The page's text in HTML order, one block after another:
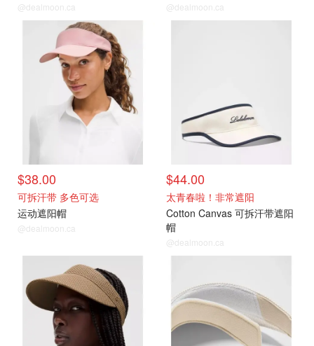
@dealmoon.ca @dealmoon.ca
$38.00
可拆汗带 多色可选
运动遮阳帽
@dealmoon.ca
$44.00
太青春啦！非常遮阳
Cotton Canvas 可拆汗带遮阳
帽
@dealmoon.ca